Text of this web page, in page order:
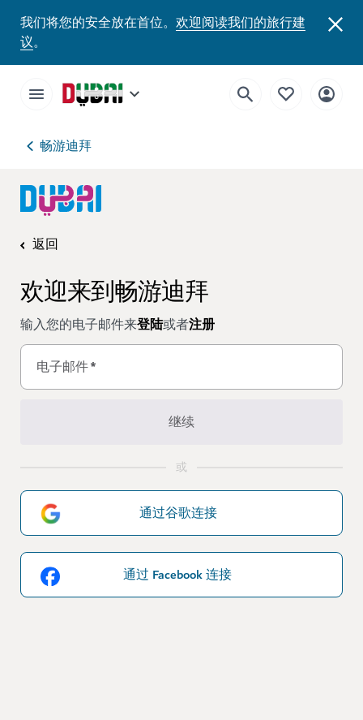
我们将您的安全放在首位。 欢迎阅读我们的旅行建
议。
畅游迪拜
返回
欢迎来到畅游迪拜
输入您的电子邮件来登陆或者注册
电子邮件*
继续
或
通过谷歌连接
通过 Facebook 连接